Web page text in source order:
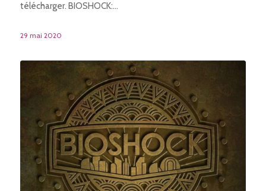
télécharger. BIOSHOCK:…
29 mai 2020